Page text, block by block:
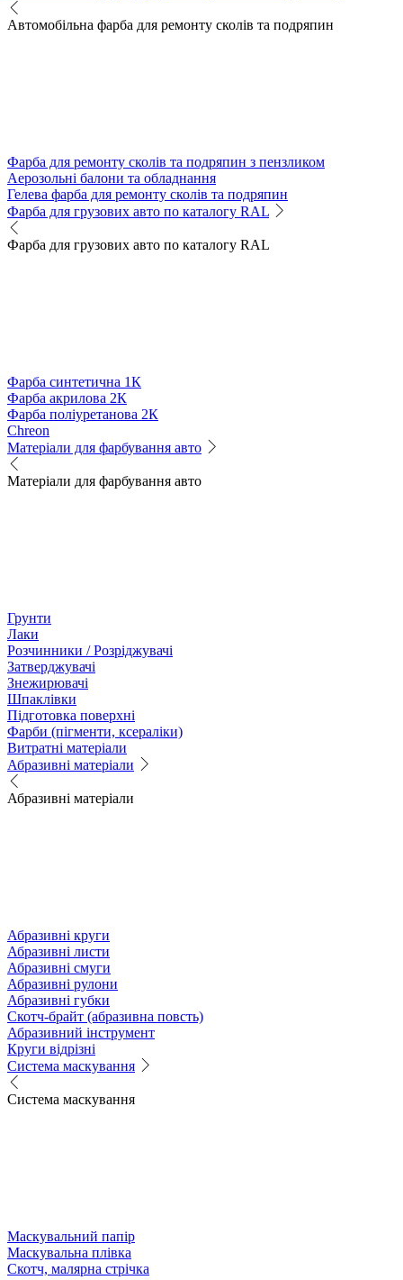
Автомобільна фарба для ремонту сколів та подряпин
Фарба для ремонту сколів та подряпин з пензликом
Аерозольні балони та обладнання
Гелева фарба для ремонту сколів та подряпин
Фарба для грузових авто по каталогу RAL
Фарба для грузових авто по каталогу RAL
Фарба синтетична 1К
Фарба акрилова 2К
Фарба поліуретанова 2К
Chreon
Матеріали для фарбування авто
Матеріали для фарбування авто
Грунти
Лаки
Розчинники / Розріджувачі
Затверджувачі
Знежирювачі
Шпаклівки
Підготовка поверхні
Фарби (пігменти, ксераліки)
Витратні матеріали
Абразивні матеріали
Абразивні матеріали
Абразивні круги
Абразивні листи
Абразивні смуги
Абразивні рулони
Абразивні губки
Скотч-брайт (абразивна повсть)
Абразивний інструмент
Круги відрізні
Система маскування
Система маскування
Маскувальний папір
Маскувальна плівка
Скотч, малярна стрічка